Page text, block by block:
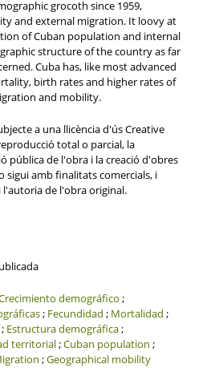
grocoth since 1959,
and external migration. It loovy at
of Cuban population and internal
structure of the country as far
Cuba has, like most advanced
birth rates and higher rates of
and mobility.
a una llicència d'ús Creative
total o parcial, la
pública de l'obra i la creació d'obres
sigui amb finalitats comercials, i
de l'obra original.
demográfico ;
; Fecundidad ; Mortalidad ;
Estructura demográfica;
territorial;Cuban population ;
;Geographical mobility